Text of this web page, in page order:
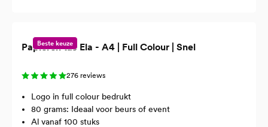
Beste keuze
Papieren tas Ela - A4 | Full Colour | Snel
276 reviews
Logo in full colour bedrukt
80 grams: Ideaal voor beurs of event
Al vanaf 100 stuks